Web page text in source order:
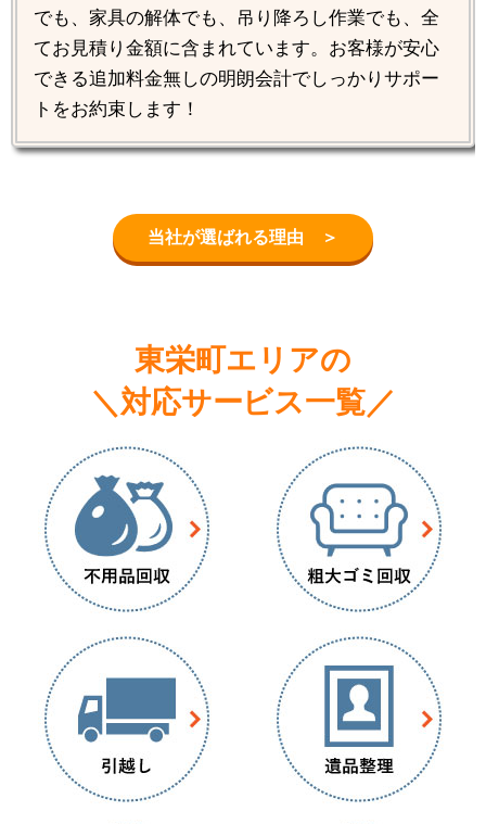
でも、家具の解体でも、吊り降ろし作業でも、全
てお見積り金額に含まれています。お客様が安心
できる追加料金無しの明朗会計でしっかりサポー
トをお約束します！
当社が選ばれる理由 ＞
東栄町エリアの
＼対応サービス一覧／